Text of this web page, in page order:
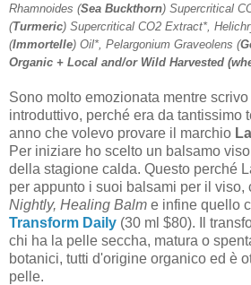
Rhamnoides (Sea Buckthorn) Supercritical
(Turmeric) Supercritical CO2 Extract*,
(Immortelle) Oil*, Pelargonium Graveolens (
Organic + Local and/or Wild Harvested
Sono molto emozionata mentre
introduttivo, perché era da tantissimo
anno che volevo provare il marchio
Per iniziare ho scelto un balsamo
della stagione calda. Questo perché
per appunto i suoi balsami per il viso,
Nightly, Healing Balm e infine quello
Transform Daily (30 ml $80). Il
chi ha la pelle seccha, matura o
botanici, tutti d'origine organico ed è
pelle.